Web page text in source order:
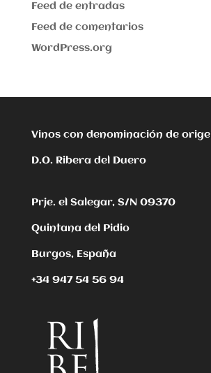
Feed de entradas
Feed de comentarios
WordPress.org
Vinos con denominación de
D.O. Ribera del Duero
Prje. el Salegar, S/N 09370
Quintana del Pidio
Burgos, España
+34 947 54 56 94